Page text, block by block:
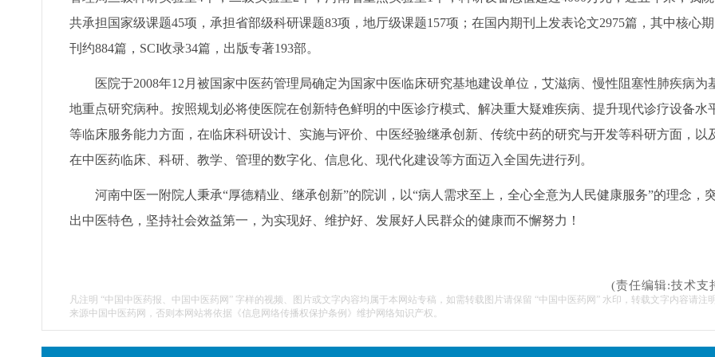
共承担国家级课题45项，承担省部级科研课题83项，地厅级课题157项；在国内期刊上发表论文2975篇，其中核心期
刊约884篇，SCI收录34篇，出版专著193部。
医院于2008年12月被国家中医药管理局确定为国家中医临床研究基地建设单位，艾滋病、慢性阻塞性肺疾病为
地重点研究病种。按照规划必将使医院在创新特色鲜明的中医诊疗模式、解决重大疑难疾病、提升现代诊疗设备水
等临床服务能力方面，在临床科研设计、实施与评价、中医经验继承创新、传统中药的研究与开发等科研方面，以
在中医药临床、科研、教学、管理的数字化、信息化、现代化建设等方面迈入全国先进行列。
河南中医一附院人秉承“厚德精业、继承创新”的院训，以“病人需求至上，全心全意为人民健康服务”的理念，
出中医特色，坚持社会效益第一，为实现好、维护好、发展好人民群众的健康而不懈努力！
(责任编辑:技术支
凡注明 “中国中医药报、中国中医药网” 字样的视频、图片或文字内容均属于本网站专稿，如需转载图片请保留 “中国中医药网” 水印，转载文字内容请注明
来源中国中医药网，否则本网站将依据《信息网络传播权保护条例》维护网络知识产权。